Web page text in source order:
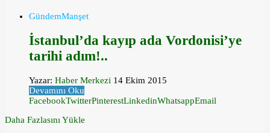
GündemManşet
İstanbul’da kayıp ada Vordonisi’ye
tarihi adım!..
Yazar: Haber Merkezi 14 Ekim 2015
Devamını Oku
FacebookTwitterPinterestLinkedinWhatsappEmail
Daha Fazlasını Yükle